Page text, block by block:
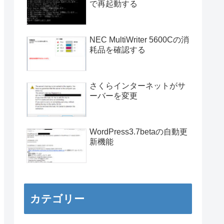
で再起動する
NEC MultiWriter 5600Cの消
耗品を確認する
さくらインターネットがサ
ーバーを変更
WordPress3.7betaの自動更
新機能
カテゴリー